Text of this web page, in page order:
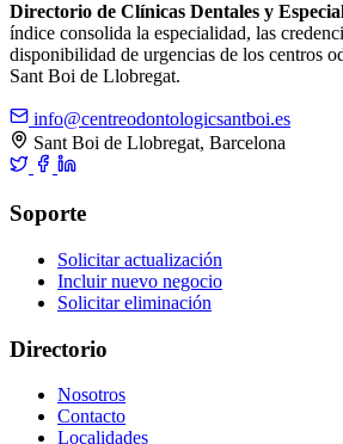
Directorio de Clínicas Dentales y
índice consolida la especialidad, las
disponibilidad de urgencias de los centros
Sant Boi de Llobregat.
info@centreodontologicsantboi.es
Sant Boi de Llobregat, Barcelona
Soporte
Solicitar actualización
Incluir nuevo negocio
Solicitar eliminación
Directorio
Nosotros
Contacto
Localidades